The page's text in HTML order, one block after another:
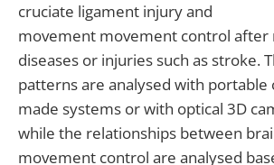
cruciate ligament injuryand
movement movement control after
diseases or injuries such as stroke.
patterns are analysed with portable
made systems orwith optical 3D
while the relationships between
movement control are analysed